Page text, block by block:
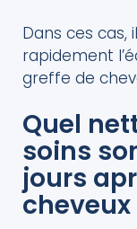
Dans ces
rapidement
greffe de
Quel
soins
jours
cheveux